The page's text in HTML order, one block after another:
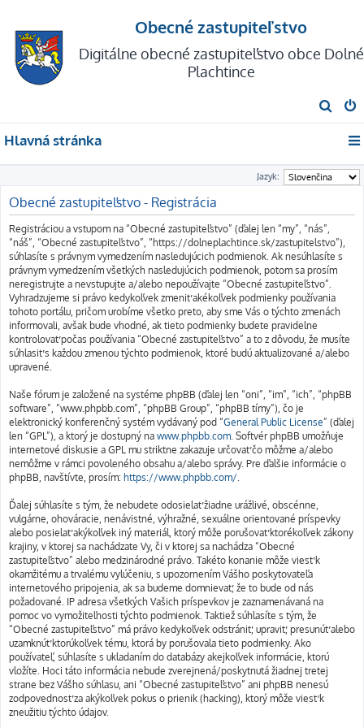
Obecné zastupiteľstvo
Digitálne obecné zastupiteľstvo obce Dolné
Plachtince
ľ
d
a
Hlavná stránka
Jazyk:
Obecné zastupiteľstvo - Registrácia
Registráciou a vstupom na “Obecné zastupiteľstvo” (ďalej len “my”, “nás”,
“náš”, “Obecné zastupiteľstvo”, “https://dolneplachtince.sk/zastupitelstvo”),
súhlasíte s právnym vymedzením nasledujúcich podmienok. Ak nesúhlasíte s
právnym vymedzením všetkých nasledujúcich podmienok, potom sa prosím
neregistrujte a nevstupujte a/alebo nepoužívajte “Obecné zastupiteľstvo”.
Vyhradzujeme si právo kedykoľvek zmeniť akékoľvek podmienky používania
tohoto portálu, pričom urobíme všetko preto, aby sme Vás o týchto zmenách
informovali, avšak bude vhodné, ak tieto podmienky budete pravidelne
kontrolovať počas používania “Obecné zastupiteľstvo” a to z dôvodu, že musíte
súhlasiť s každou zmenou týchto podmienok, ktoré budú aktualizované a/alebo
upravené.
Naše fórum je založené na systéme phpBB (ďalej len “oni”, “im”, “ich”, “phpBB
software”, “www.phpbb.com”, “phpBB Group”, “phpBB tímy”), čo je
elektronický konferenčný systém vydávaný pod “General Public License” (ďalej
len “GPL”), a ktorý je dostupný na www.phpbb.com . Softvér phpBB umožňuje
internetové diskusie a GPL mu striktne zakazuje určovať čo môžme a/alebo
nemôžme v rámci povoleného obsahu a/alebo správy. Pre ďalšie informácie o
phpBB, navštívte, prosím: https://www.phpbb.com/
Ďalej súhlasíte s tým, že nebudete odosielať žiadne urážlivé, obscénne,
vulgárne, ohováracie, nenávistné, výhražné, sexuálne orientované príspevky
alebo posielať akýkoľvek iný materiál, ktorý môže porušovať ktorékoľvek zákony
krajiny, v ktorej sa nachádzate Vy, či v ktorej sa nachádza “Obecné
zastupiteľstvo” alebo medzinárodné právo. Takéto konanie môže viesť k
okamžitému a trvalému vylúčeniu, s upozornením Vášho poskytovateľa
internetového pripojenia, ak sa budeme domnievať, že to bude od nás
požadované. IP adresa všetkých Vašich príspevkov je zaznamenávaná na
pomoc vo vymožiteľnosti týchto podmienok. Taktiež súhlasíte s tým, že
“Obecné zastupiteľstvo” má právo kedykoľvek odstrániť, upraviť, presunúť alebo
uzamknúť ktorúkoľvek tému, ktorá by porušovala tieto podmienky. Ako
používateľ, súhlasíte s ukladaním do databázy akejkoľvek informácie, ktorú
vložíte. Hoci táto informácia nebude zverejnená/poskytnutá žiadnej tretej
strane bez Vášho súhlasu, ani “Obecné zastupiteľstvo” ani phpBB nenesú
zodpovednosť za akýkoľvek pokus o prienik (hacking), ktorý môže viesť k
zneužitiu týchto údajov.